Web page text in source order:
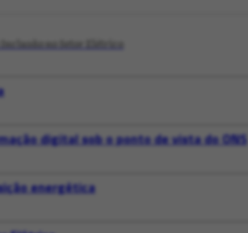
no Setor Elétrico
digital sob o ponto de vista do ONS
energética